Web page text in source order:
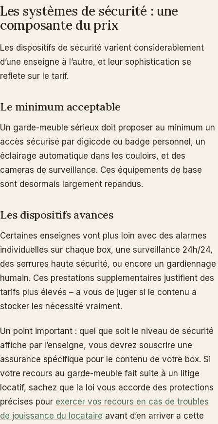
Les systèmes de sécurité : une
composante du prix
Les dispositifs de sécurité varient considerablement
d’une enseigne à l’autre, et leur sophistication se
reflete sur le tarif.
Le minimum acceptable
Un garde-meuble sérieux doit proposer au minimum un
accès sécurisé par digicode ou badge personnel, un
éclairage automatique dans les couloirs, et des
cameras de surveillance. Ces équipements de base
sont desormais largement repandus.
Les dispositifs avances
Certaines enseignes vont plus loin avec des alarmes
individuelles sur chaque box, une surveillance 24h/24,
des serrures haute sécurité, ou encore un gardiennage
humain. Ces prestations supplementaires justifient des
tarifs plus élevés – a vous de juger si le contenu a
stocker les nécessité vraiment.
Un point important : quel que soit le niveau de sécurité
affiche par l’enseigne, vous devrez souscrire une
assurance spécifique pour le contenu de votre box. Si
votre recours au garde-meuble fait suite à un litige
locatif, sachez que la loi vous accorde des protections
précises pour exercer vos recours en cas de troubles
de jouissance du locataire avant d’en arriver a cette